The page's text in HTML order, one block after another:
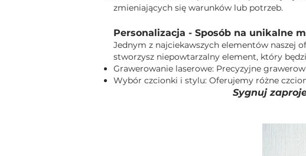
zmieniających się warunków lub potrzeb.
Personalizacja - Sposób na unikalne
Jednym z najciekawszych elementów naszej
stworzysz niepowtarzalny element, który
Grawerowanie laserowe: Precyzyjne
Wybór czcionki i stylu: Oferujemy różne
Sygnuj